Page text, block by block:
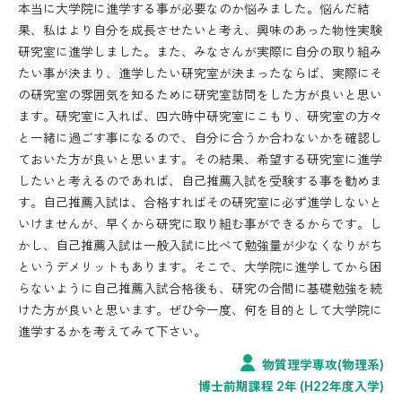
本当に大学院に進学する事が必要なのか悩みました。悩んだ結
果、私はより自分を成長させたいと考え、興味のあった物性実験
研究室に進学しました。また、みなさんが実際に自分の取り組み
たい事が決まり、進学したい研究室が決まったならば、実際にそ
の研究室の雰囲気を知るために研究室訪問をした方が良いと思い
ます。研究室に入れば、四六時中研究室にこもり、研究室の方々
と一緒に過ごす事になるので、自分に合うか合わないかを確認し
ておいた方が良いと思います。その結果、希望する研究室に進学
したいと考えるのであれば、自己推薦入試を受験する事を勧めま
す。自己推薦入試は、合格すればその研究室に必ず進学しないと
いけませんが、早くから研究に取り組む事ができるからです。し
かし、自己推薦入試は一般入試に比べて勉強量が少なくなりがち
というデメリットもあります。そこで、大学院に進学してから困
らないように自己推薦入試合格後も、研究の合間に基礎勉強を続
けた方が良いと思います。ぜひ今一度、何を目的として大学院に
進学するかを考えてみて下さい。
物質理学専攻(物理系)
博士前期課程 2年 (H22年度入学)